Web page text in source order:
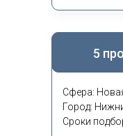
5
Сфера:
Город:
Сроки